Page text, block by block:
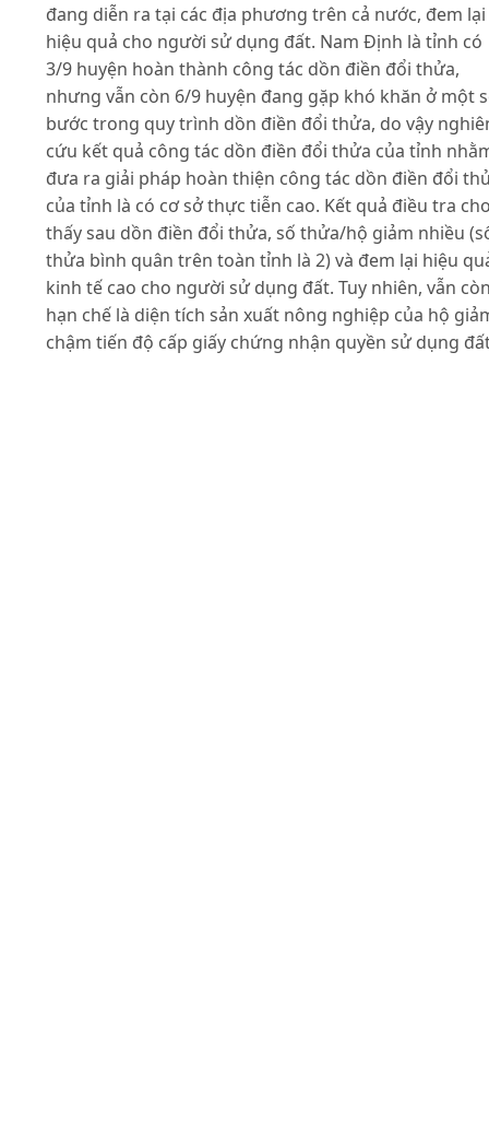
đang diễn ra tại các địa phương trên cả nước, đem lại
hiệu quả cho người sử dụng đất. Nam Định là tỉnh có
3/9 huyện hoàn thành công tác dồn điền đổi thửa,
nhưng vẫn còn 6/9 huyện đang gặp khó khăn ở một
bước trong quy trình dồn điền đổi thửa, do vậy
cứu kết quả công tác dồn điền đổi thửa của tỉnh
đưa ra giải pháp hoàn thiện công tác dồn điền đổi
của tỉnh là có cơ sở thực tiễn cao. Kết quả điều tra
thấy sau dồn điền đổi thửa, số thửa/hộ giảm nhiều
thửa bình quân trên toàn tỉnh là 2) và đem lại hiệu
kinh tế cao cho người sử dụng đất. Tuy nhiên, vẫn
hạn chế là diện tích sản xuất nông nghiệp của hộ
chậm tiến độ cấp giấy chứng nhận quyền sử dụng